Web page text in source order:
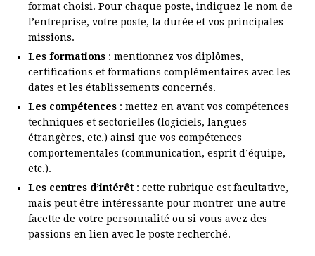
format choisi. Pour chaque poste, indiquez le nom de
l’entreprise, votre poste, la durée et vos principales
missions.
Les formations : mentionnez vos diplômes,
certifications et formations complémentaires avec les
dates et les établissements concernés.
Les compétences : mettez en avant vos compétences
techniques et sectorielles (logiciels, langues
étrangères, etc.) ainsi que vos compétences
comportementales (communication, esprit d’équipe,
etc.).
Les centres d’intérêt : cette rubrique est facultative,
mais peut être intéressante pour montrer une autre
facette de votre personnalité ou si vous avez des
passions en lien avec le poste recherché.